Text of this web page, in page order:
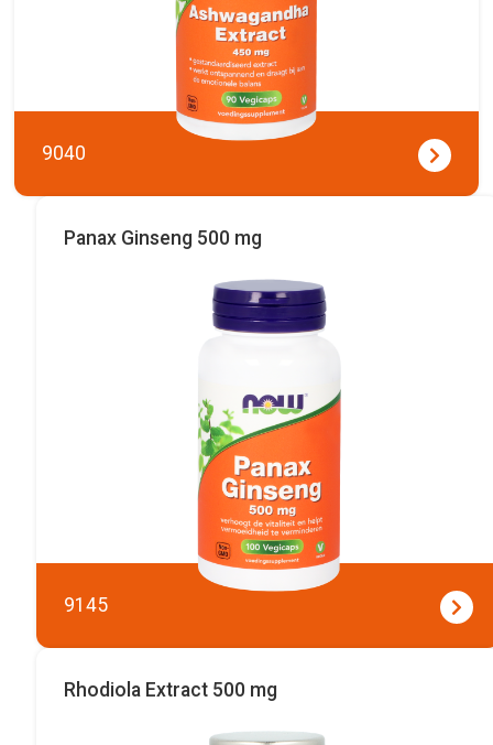
9040
Panax Ginseng 500 mg
9145
Rhodiola Extract 500 mg